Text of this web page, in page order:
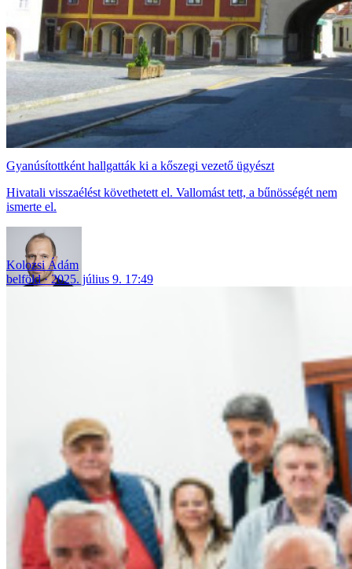
Gyanúsítottként hallgatták ki a kőszegi vezető ügyészt
Hivatali visszaélést követhetett el. Vallomást tett, a bűnösségét nem
ismerte el.
Kolozsi Ádám
belföld
2025. július 9. 17:49